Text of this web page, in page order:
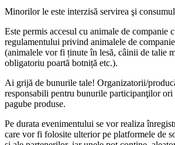
Minorilor le este interzisă servirea şi
Este permis accesul cu animale de companie
regulamentului privind animalele de
(animalele vor fi ținute în lesă, câinii de talie
obligatoriu poartă botniță etc.).
Ai grijă de bunurile tale! Organizatorii/
responsabili pentru bunurile participanţilor ori
pagube produse.
Pe durata evenimentului se vor realiza
care vor fi folosite ulterior pe platformele de